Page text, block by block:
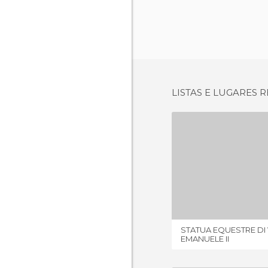
LISTAS E LUGARES
STATUA EQUESTRE DI
EMANUELE II